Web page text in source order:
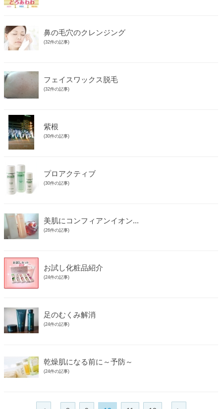
鼻の毛穴のクレンジング
(32件の記事)
フェイスワックス脱毛
(32件の記事)
紫根
(30件の記事)
プロアクティブ
(30件の記事)
美肌にコンフィアンイオン...
(26件の記事)
お試し化粧品紹介
(24件の記事)
足のむくみ解消
(24件の記事)
乾燥肌になる前に～予防～
(24件の記事)